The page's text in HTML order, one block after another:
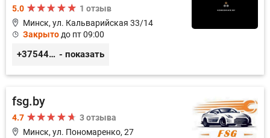
5.0
1 отзыв
Минск, ул. Кальварийская 33/14
Закрыто до пт 09:00
+375444649592 - показать
fsg.by
4.7
3 отзыва
Минск, ул. Пономаренко, 27